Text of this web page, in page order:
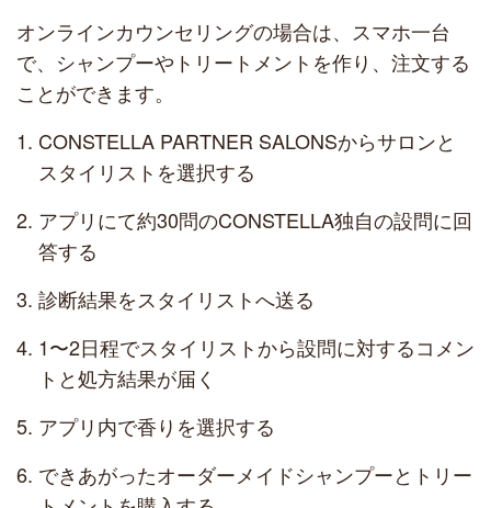
オンラインカウンセリングの場合は、スマホ一台
で、シャンプーやトリートメントを作り、注文する
ことができます。
CONSTELLA PARTNER SALONSからサロンと
スタイリストを選択する
アプリにて約30問のCONSTELLA独自の設問に回
答する
診断結果をスタイリストへ送る
1〜2日程でスタイリストから設問に対するコメン
トと処方結果が届く
アプリ内で香りを選択する
できあがったオーダーメイドシャンプーとトリー